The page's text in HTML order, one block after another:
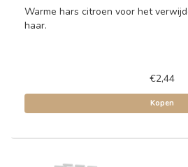
Warme hars citroen voor het
haar.
€2,44
Kopen